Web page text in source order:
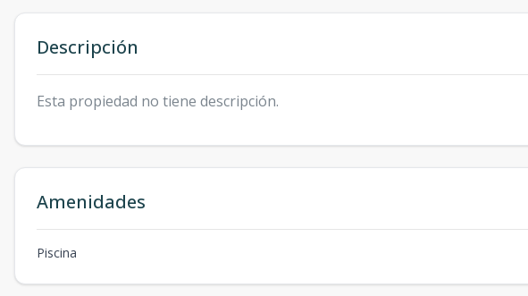
Descripción
Esta propiedad no tiene descripción.
Amenidades
Piscina